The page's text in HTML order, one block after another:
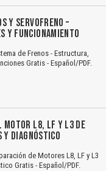
Y SERVOFRENO –
Y FUNCIONAMIENTO
de Frenos - Estructura,
Gratis - Español/PDF.
MOTOR L8, LF Y L3 DE
DIAGNÓSTICO
de Motores L8, LF y L3
Gratis - Español/PDF.